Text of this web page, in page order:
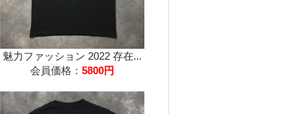
魅力ファッション 2022 存在...
会員価格： 5800円